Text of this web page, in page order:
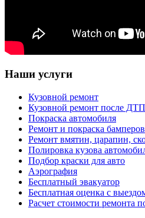
Наши услуги
Кузовной ремонт
Кузовной ремонт после ДТП
Покраска автомобиля
Ремонт и покраска бамперов
Ремонт вмятин, царапин,
Полировка кузова
Подбор краски для авто
Аэрография
Бесплатный эвакуатор
Бесплатная оценка с
Расчет стоимости ремонта